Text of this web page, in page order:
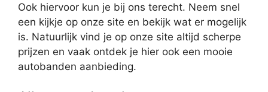
Ook hiervoor kun je bij ons terecht. Neem snel
een kijkje op onze site en bekijk wat er mogelijk
is. Natuurlijk vind je op onze site altijd scherpe
prijzen en vaak ontdek je hier ook een mooie
autobanden aanbieding.